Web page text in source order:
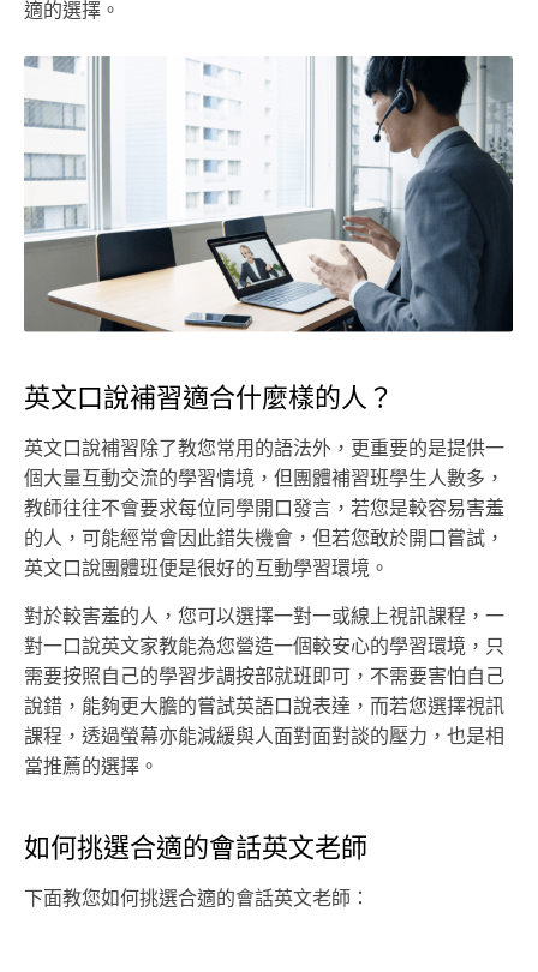
適的選擇。
英文口說補習適合什麼樣的人？
英文口說補習除了教您常用的語法外，更重要的是提供一
個大量互動交流的學習情境，但團體補習班學生人數多，
教師往往不會要求每位同學開口發言，若您是較容易害羞
的人，可能經常會因此錯失機會，但若您敢於開口嘗試，
英文口說團體班便是很好的互動學習環境。
對於較害羞的人，您可以選擇一對一或線上視訊課程，一
對一口說英文家教能為您營造一個較安心的學習環境，只
需要按照自己的學習步調按部就班即可，不需要害怕自己
說錯，能夠更大膽的嘗試英語口說表達，而若您選擇視訊
課程，透過螢幕亦能減緩與人面對面對談的壓力，也是相
當推薦的選擇。
如何挑選合適的會話英文老師
下面教您如何挑選合適的會話英文老師：